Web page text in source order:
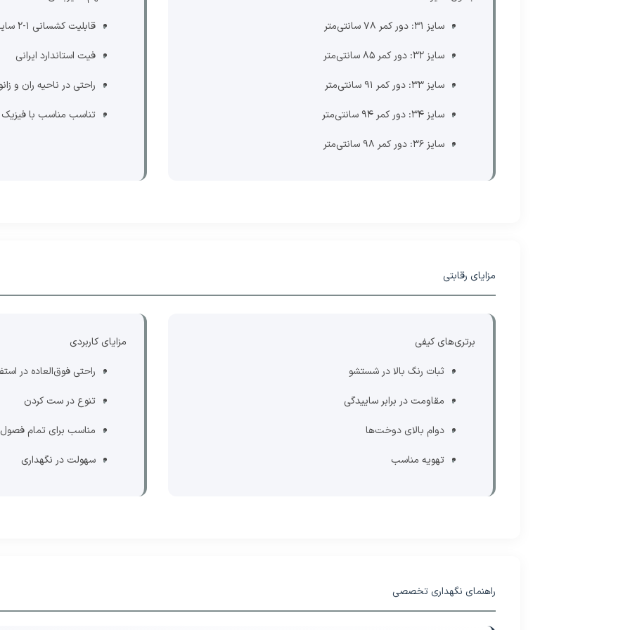
سایز 31: دور کمر 78 سانتی‌متر
سایز 32: دور کمر 85 سانتی‌متر
سایز 33: دور کمر 91 سانتی‌متر
سایز 34: دور کمر 94 سانتی‌متر
سایز 36: دور کمر 98 سانتی‌متر
قابلیت کشسانی 1-2 سایز
فیت استاندارد ایرانی
راحتی در ناحیه ران و
تناسب مناسب با
مزایای رقابتی
برتری‌های کیفی
ثبات رنگ بالا در شستشو
مقاومت در برابر ساییدگی
دوام بالای دوخت‌ها
تهویه مناسب
مزایای کاربردی
راحتی فوق‌العاده در
تنوع در ست کردن
مناسب برای تمام فصول
سهولت در نگهداری
راهنمای نگهداری تخصصی